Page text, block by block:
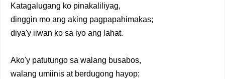
Katagalugang ko pinakaliliyag,
dinggin mo ang aking pagpapahimakas;
diya'y iiwan ko sa iyo ang lahat.
Ako'y patutungo sa walang busabos,
walang umiinis at berdugong hayop;